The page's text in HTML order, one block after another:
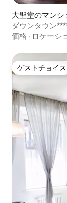
大聖堂のマンシ
ダウンタウン
済み
価格 · ロケーシ
ゲストチョイス
ゲストチョイス